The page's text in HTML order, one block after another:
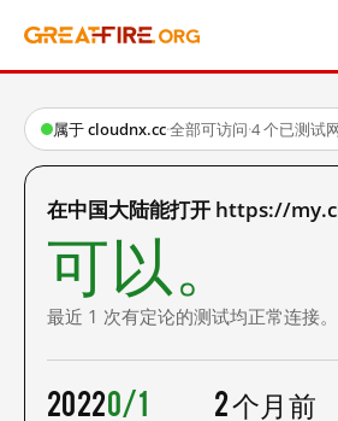
属于 cloudnx.cc·全部可访问·4 个已测试
在中国大陆能打开 https://
可以。
最近 1 次有定论的测试均正常连接。
20220/1 2 个月前